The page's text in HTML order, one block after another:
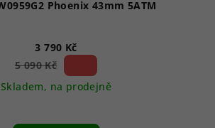
Phoenix 43mm 5ATM
3 790 Kč
5 090 Kč
Skladem, na prodejně